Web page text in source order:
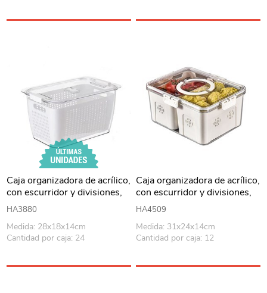
Caja organizadora de acrílico,
con escurridor y divisiones,
en caja
HA3880
Medida: 28x18x14cm
Cantidad por caja: 24
Caja organizadora de acrílico,
con escurridor y divisiones,
en caja
HA4509
Medida: 31x24x14cm
Cantidad por caja: 12